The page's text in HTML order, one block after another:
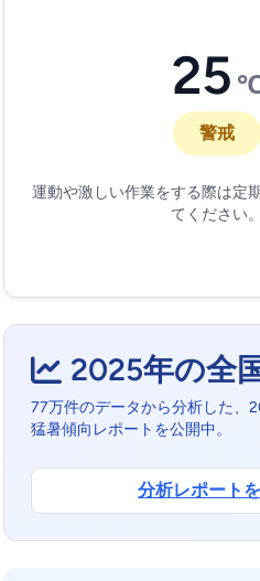
25
警戒
運動や激しい作業をする際は定
てください。
2025年の全
77万件のデータから分析した、
猛暑傾向レポートを公開中。
分析レポート